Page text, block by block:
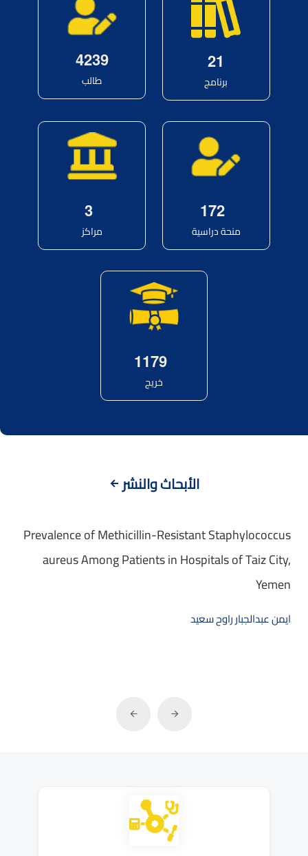
1
2
برنامج
9
3
2
4
طالب
2
7
1
منحة دراسية
3
مراكز
9
7
1
1
خريج
الأبحاث والنشر
Prevalence of Methicillin-Resistant Staphylococcus
aureus Among Patients in Hospitals of Taiz City,
Yemen
ايمن عبدالجبار راوح سعيد